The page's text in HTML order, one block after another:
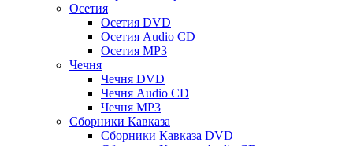
Осетия
Осетия DVD
Осетия Audio CD
Осетия MP3
Чечня
Чечня DVD
Чечня Audio CD
Чечня MP3
Сборники Кавказа
Сборники Кавказа DVD